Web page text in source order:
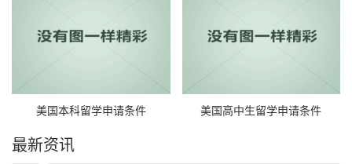
美国本科留学申请条件 美国高中生留学申请条件
最新资讯